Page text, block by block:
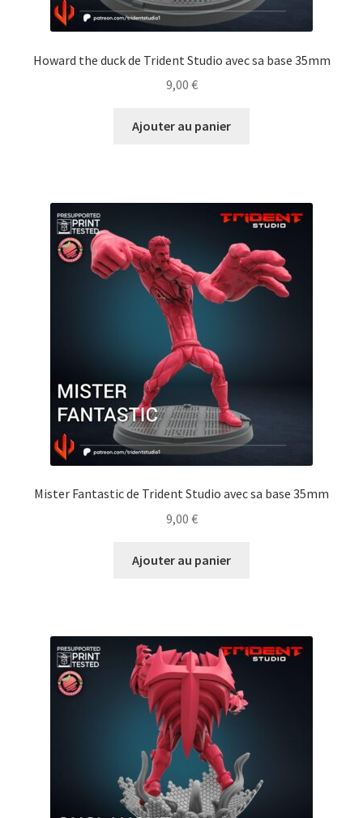
Howard the duck de Trident Studio avec sa base 35mm
9,00 €
Ajouter au panier
Mister Fantastic de Trident Studio avec sa base 35mm
9,00 €
Ajouter au panier